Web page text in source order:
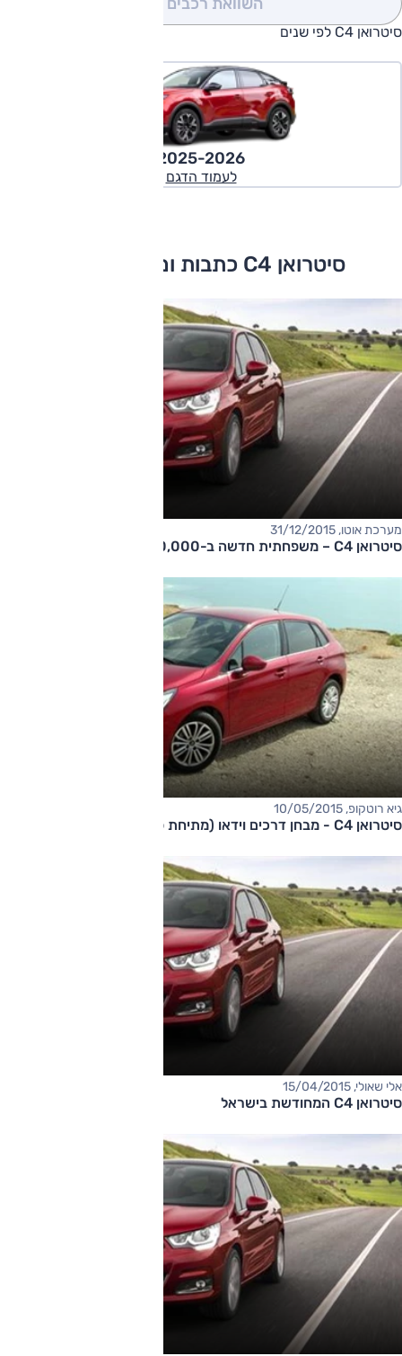
סיטרואן C4 לפי שנים
2025-2026
לעמוד הדגם
סיטרואן C4 כתבות ומבחני דרכים
מערכת אוטו, 31/12/2015
סיטרואן C4 – משפחתית חדשה ב-110,000 שקלים!
גיא רוטקופ, 10/05/2015
סיטרואן C4 - מבחן דרכים וידאו (מתיחת פנים, 1.2 טורבו)
אלי שאולי, 15/04/2015
סיטרואן C4 המחודשת בישראל